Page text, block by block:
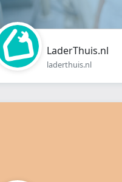
LaderThuis.nl
laderthuis.nl